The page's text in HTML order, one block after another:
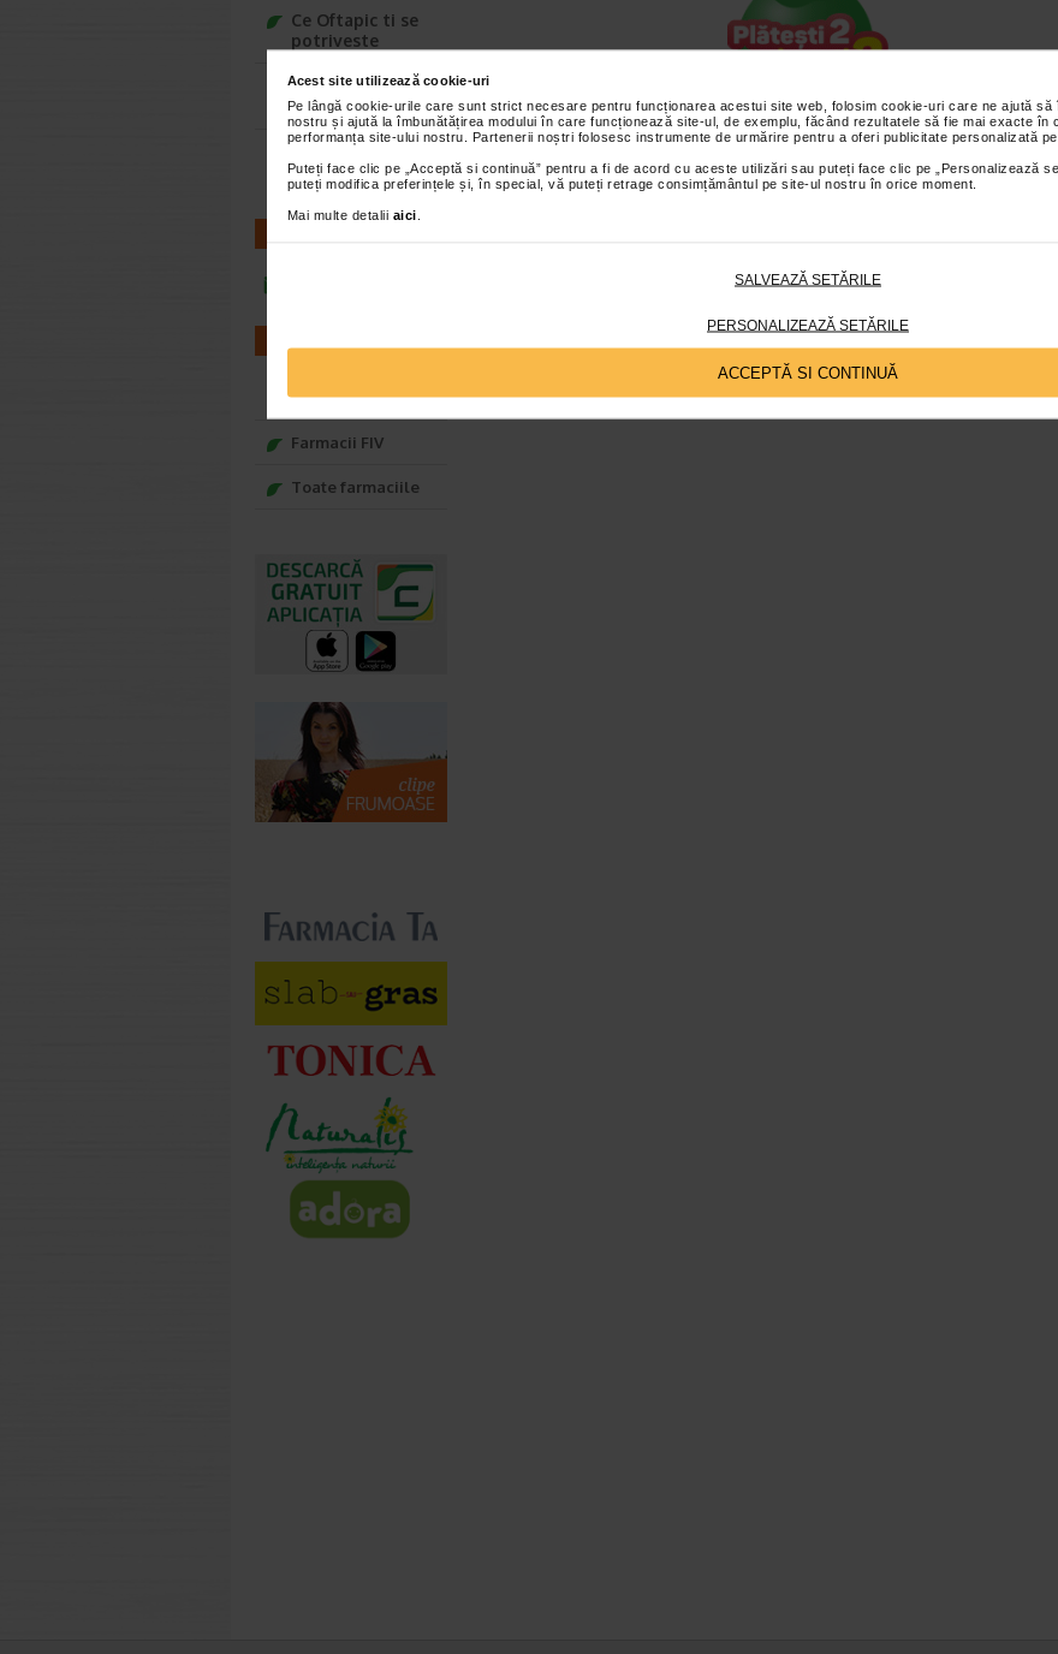
Acest site utilizează cookie-uri
Pe lângă cookie-urile care sunt strict necesare pentru funcționarea acestui site web, folosim cookie-uri care ne ajută
nostru și ajută la îmbunătățirea modului în care funcționează site-ul, de exemplu, făcând rezultatele să fie mai exacte în
performanța site-ului nostru. Partenerii noștri folosesc instrumente de urmărire pentru a oferi publicitate personalizată
Puteți face clic pe „Acceptă si continuă” pentru a fi de acord cu aceste utilizări sau puteți face clic pe „Personalizează
puteți modifica preferințele și, în special, vă puteți retrage consimțământul pe site-ul nostru în orice moment.
Mai multe detalii aici
SALVEAZĂ SETĂRILE
PERSONALIZEAZĂ SETĂRILE
ACCEPTĂ SI CONTINUĂ
Oferte valabile in perioada 1-31 august 2026, pe baza Cardului Catena, in
disponibil.
Ce Oftapic ti se
potriveste
Adora – Adorabili
din prima clipa
Seturi cadou
Baylis&Harding
Farmacii NON-STOP
Farmacii FIV
Toate farmaciile